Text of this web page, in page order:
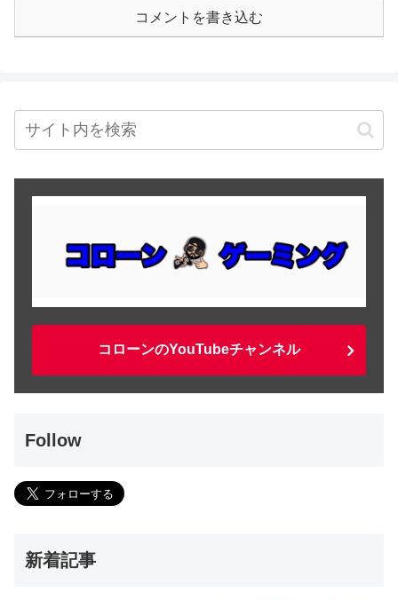
コメントを書き込む
コローンのYouTubeチャンネル
Follow
新着記事